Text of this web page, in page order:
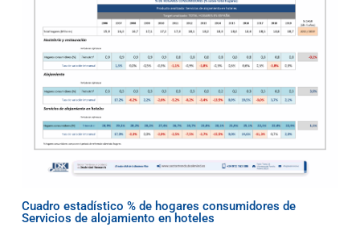
Cuadro estadístico % de hogares consumidores de
Servicios de alojamiento en hoteles